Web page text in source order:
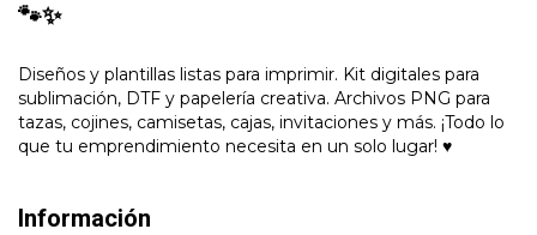
🐾✨
Diseños y plantillas listas para imprimir. Kit digitales para
sublimación, DTF y papelería creativa. Archivos PNG para
tazas, cojines, camisetas, cajas, invitaciones y más. ¡Todo lo
que tu emprendimiento necesita en un solo lugar! ♥
Información